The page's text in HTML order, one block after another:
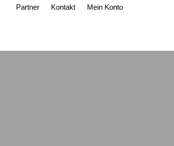
Partner Kontakt Mein Konto